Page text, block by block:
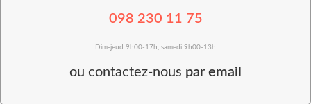
098 230 11 75
Dim-jeud 9h00-17h, samedi 9h00-13h
ou contactez-nous par email